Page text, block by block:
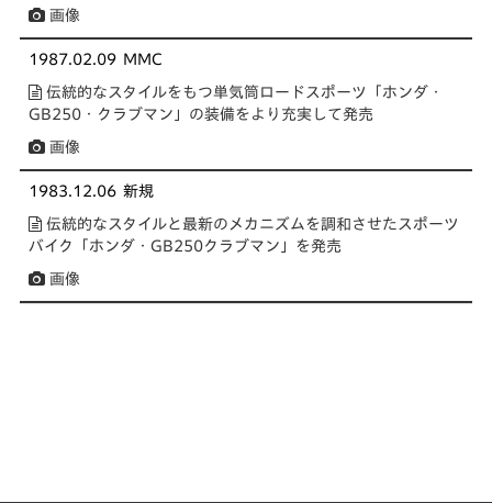
画像
1987.02.09 MMC
伝統的なスタイルをもつ単気筒ロードスポーツ「ホンダ・
GB250・クラブマン」の装備をより充実して発売
画像
1983.12.06 新規
伝統的なスタイルと最新のメカニズムを調和させたスポーツ
バイク「ホンダ・GB250クラブマン」を発売
画像